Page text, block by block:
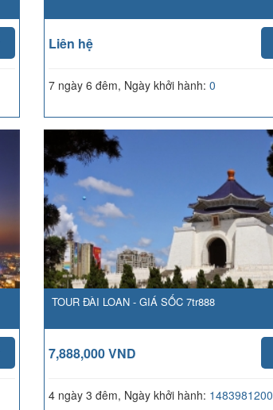
Liên hệ
7 ngày 6 đêm, Ngày khởi hành: 0
TOUR ĐÀI LOAN - GIÁ SỐC 7tr888
7,888,000 VND
4 ngày 3 đêm, Ngày khởi hành: 1483981200